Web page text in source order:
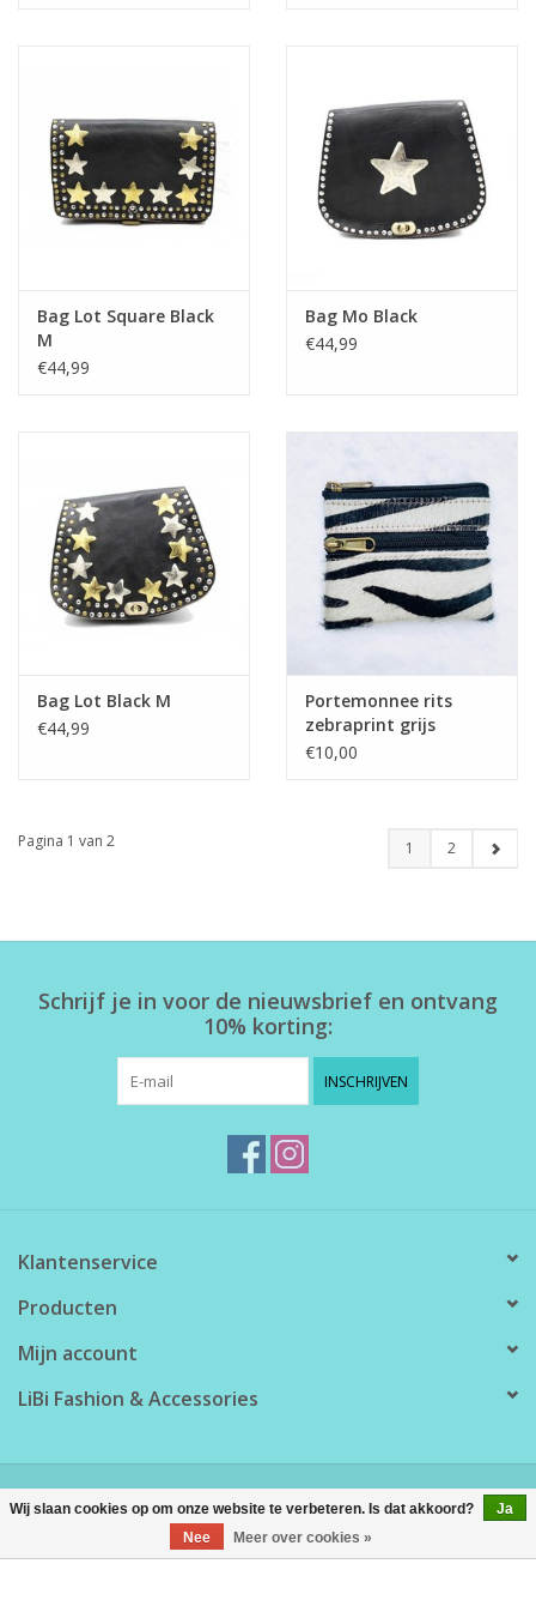
Bag Lot Square Black
M
€44,99
Bag Mo Black
€44,99
Bag Lot Black M
€44,99
Portemonnee rits
zebraprint grijs
€10,00
Pagina 1 van 2 1 2
Schrijf je in voor de nieuwsbrief en ontvang
10% korting:
INSCHRIJVEN
Klantenservice
Producten
Mijn account
LiBi Fashion & Accessories
Lightspeed
Wij slaan cookies op om onze website te verbeteren. Is dat akkoord?
Ja
Nee
Meer over cookies »